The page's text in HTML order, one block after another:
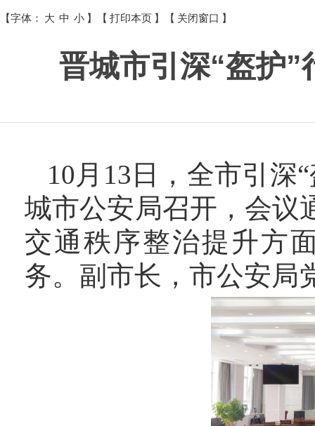
【字体： 大 中 小 】 【 打印本页 】 【 关闭窗口 】
晋城市引深“盔护
10月13日，全市引深
城市公安局召开，会议
交通秩序整治提升方
务。副市长，市公安局